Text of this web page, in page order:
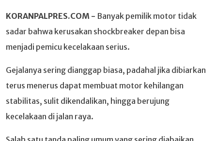
KORANPALPRES.COM - Banyak pemilik motor tidak
sadar bahwa kerusakan shockbreaker depan bisa
menjadi pemicu kecelakaan serius.
Gejalanya sering dianggap biasa, padahal jika dibiarkan
terus menerus dapat membuat motor kehilangan
stabilitas, sulit dikendalikan, hingga berujung
kecelakaan di jalan raya.